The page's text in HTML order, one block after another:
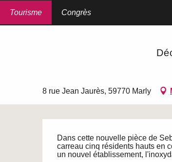
Tourisme Congrès
Accueil Comédie "Adopte une
Comédie "Adopte
8 rue Jean Jaurès, 59770 Marly
Description
Dans cette nouvelle pièce de
carreau cinq résidents hauts en
un nouvel établissement,